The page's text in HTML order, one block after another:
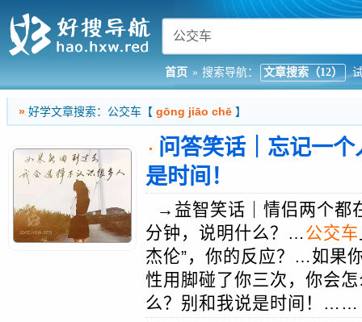
首页 » 搜索导航： 文章搜索（12）
» 好学文章搜索：公交车【 gōng jiāo chē 】
· 问答笑话｜忘记一
是时间！
→益智笑话｜情侣两个都
分钟，说明什么？…公交车
杰伦”，你的反应？…如果
性用脚碰了你三次，你会
么？别和我说是时间！……